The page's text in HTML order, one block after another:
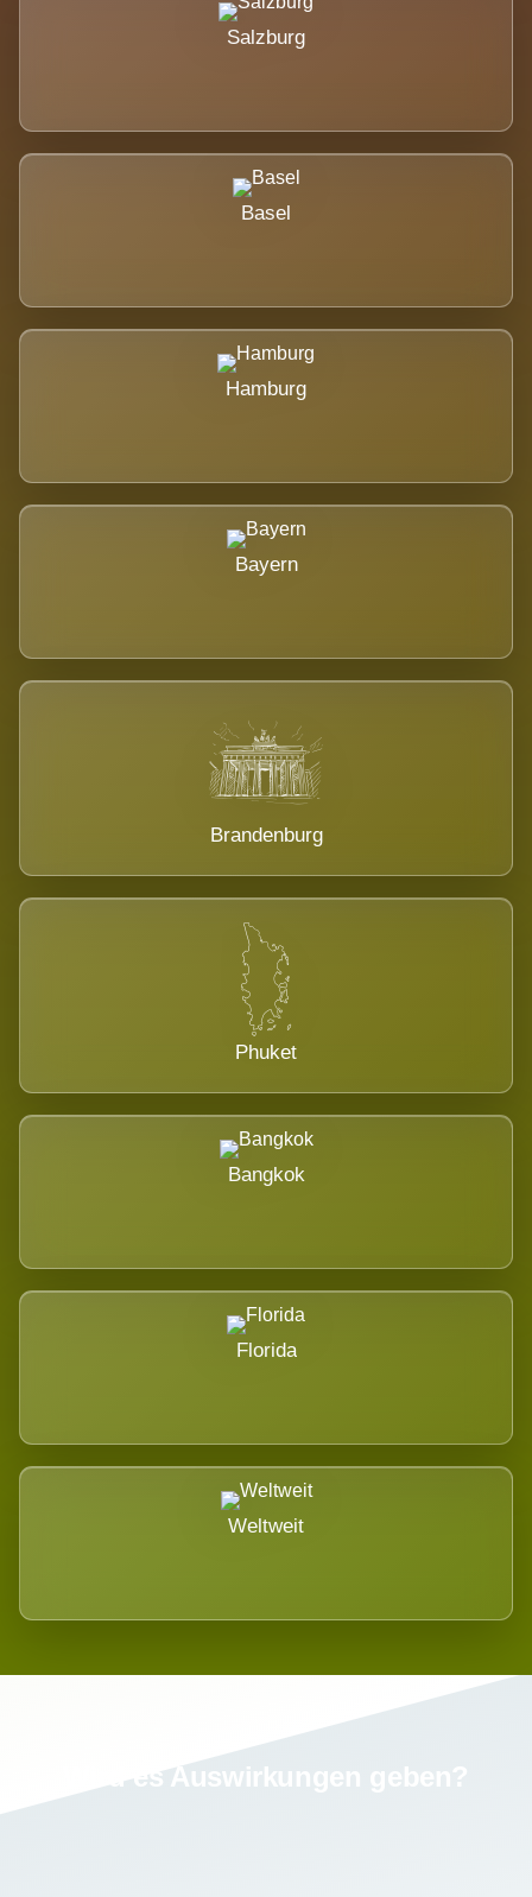
Salzburg
Basel
Hamburg
Bayern
Brandenburg
Phuket
Bangkok
Florida
Weltweit
Wird es Auswirkungen geben?